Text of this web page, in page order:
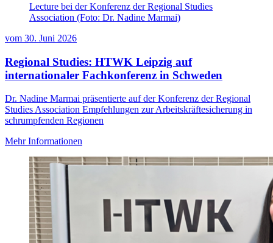
Lecture bei der Konferenz der Regional Studies
Association (Foto: Dr. Nadine Marmai)
vom 30. Juni 2026
Regional Studies: HTWK Leipzig auf
internationaler Fachkonferenz in Schweden
Dr. Nadine Marmai präsentierte auf der Konferenz der Regional
Studies Association Empfehlungen zur Arbeitskräftesicherung in
schrumpfenden Regionen
Mehr Informationen